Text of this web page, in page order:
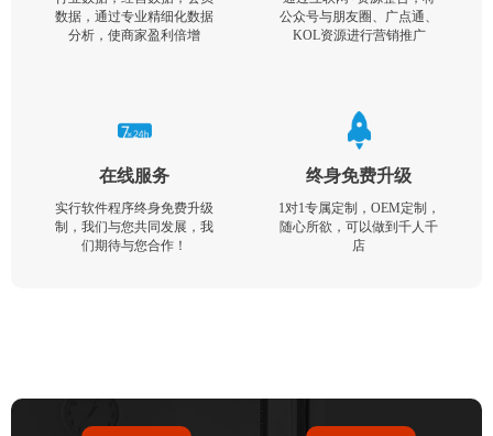
数据，通过专业精细化数据
分析，使商家盈利倍增
公众号与朋友圈、广点通、
KOL资源进行营销推广
在线服务
实行软件程序终身免费升级
制，我们与您共同发展，我
们期待与您合作！
终身免费升级
1对1专属定制，OEM定制，
随心所欲，可以做到千人千
店